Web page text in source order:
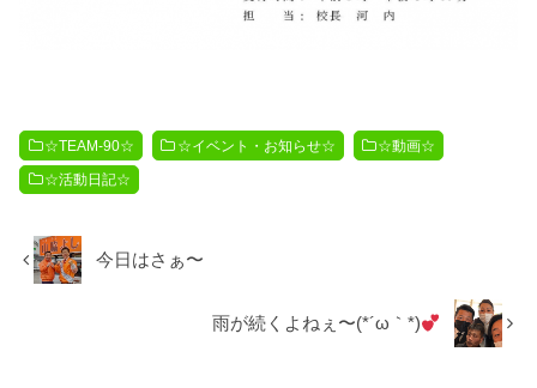
☆TEAM-90☆ ☆イベント・お知らせ☆ ☆動画☆
☆活動日記☆
今日はさぁ〜
雨が続くよねぇ〜(*´ω｀*)